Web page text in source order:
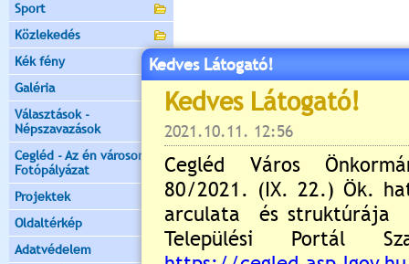
Sport
Közlekedés
Kék fény
Galéria
Választások -
Népszavazások
Cegléd - Az én városom -
Fotópályázat
Projektek
Oldaltérkép
Adatvédelem
Kedves Látogató!